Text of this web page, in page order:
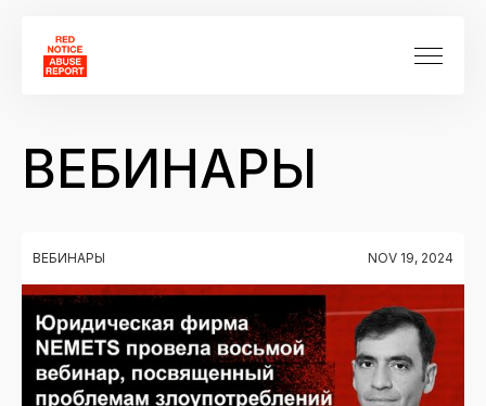
ВЕБИНАРЫ
ВЕБИНАРЫ NOV 19, 2024